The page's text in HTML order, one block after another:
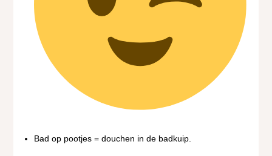
Bad op pootjes = douchen in de badkuip.